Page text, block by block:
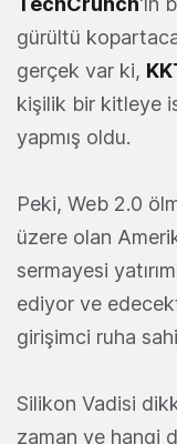
gürültü
gerçek var ki,
kişilik bir kitleye
yapmış oldu.
Peki, Web 2.0
üzere olan
sermayesi
ediyor ve
girişimci ruha
Silikon Vadisi
zaman ve hangi